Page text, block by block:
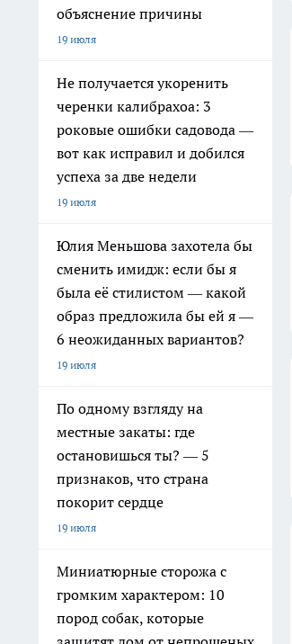
объяснение причины
19 июля
Не получается укоренить
черенки калибрахоа: 3
роковые ошибки садовода —
вот как исправил и добился
успеха за две недели
19 июля
Юлия Меньшова захотела бы
сменить имидж: если бы я
была её стилистом — какой
образ предложила бы ей я —
6 неожиданных вариантов?
19 июля
По одному взгляду на
местные закаты: где
остановишься ты? — 5
признаков, что страна
покорит сердце
19 июля
Миниатюрные сторожа с
громким характером: 10
пород собак, которые